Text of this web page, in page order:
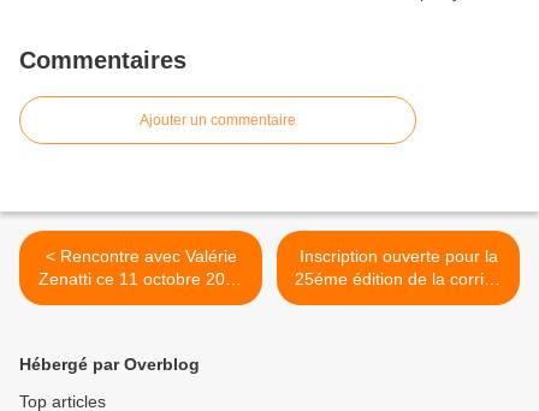
Commentaires
Ajouter un commentaire
< Rencontre avec Valérie
Zenatti ce 11 octobre 2014
à 17h à la librairie Folies
Inscription ouverte pour la
25éme édition de la corrida
pédestre du 11 novembre
Hébergé par Overblog
Top articles